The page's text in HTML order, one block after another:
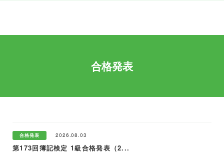
合格発表
合格発表 2026.08.03
第173回簿記検定 1級合格発表（2...